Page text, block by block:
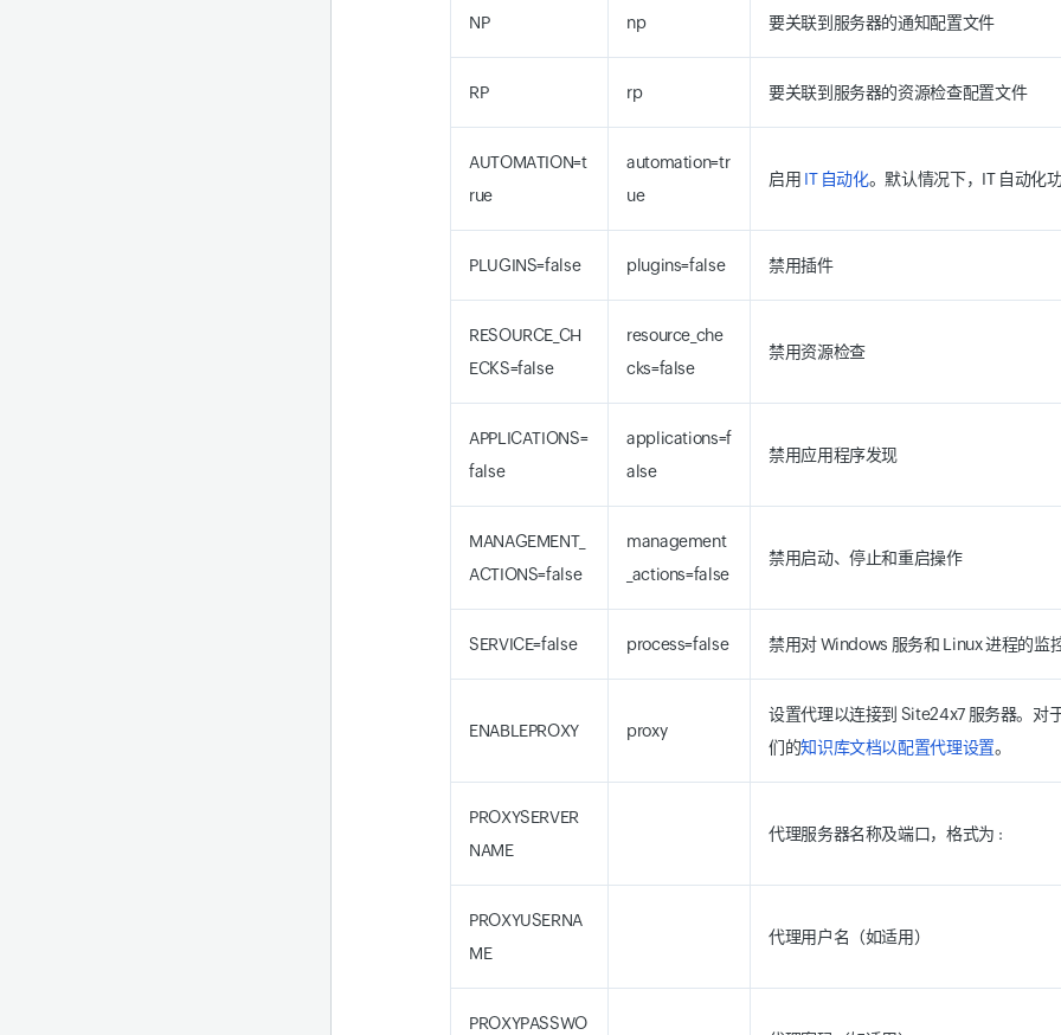
NP np 要关联到服务器的通知配置文件
RP rp 要关联到服务器的资源检查配置文件
AUTOMATION=t
rue
automation=tr
ue
启用 IT 自动化。默认情况下，IT 自动化
PLUGINS=false plugins=false 禁用插件
RESOURCE_CH
ECKS=false
resource_che
cks=false
禁用资源检查
APPLICATIONS=
false
applications=f
alse
禁用应用程序发现
MANAGEMENT_
ACTIONS=false
management
_actions=false
禁用启动、停止和重启操作
SERVICE=false process=false 禁用对 Windows 服务和 Linux 进程的监
ENABLEPROXY proxy
设置代理以连接到 Site24x7 服务器。对
们的知识库文档以配置代理设置。
PROXYSERVER
NAME
代理服务器名称及端口，格式为 :
PROXYUSERNA
ME
代理用户名（如适用）
PROXYPASSWO